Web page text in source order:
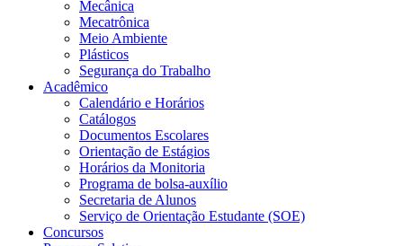
Mecânica
Mecatrônica
Meio Ambiente
Plásticos
Segurança do Trabalho
Acadêmico
Calendário e Horários
Catálogos
Documentos Escolares
Orientação de Estágios
Horários da Monitoria
Programa de bolsa-auxílio
Secretaria de Alunos
Serviço de Orientação Estudante (SOE)
Concursos